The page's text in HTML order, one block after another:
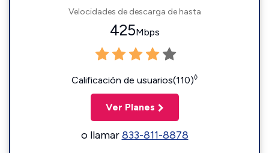
Velocidades de descarga de hasta
425Mbps
Calificación de usuarios(110)◊
Ver Planes
o llamar833-811-8878